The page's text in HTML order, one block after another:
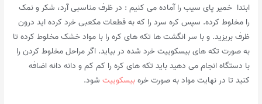
ابتدا خمیر پای سیب را آماده می کنیم : در ظرف مناسبی آرد، شکر و نمک
را مخلوط کرده. سپس کره سرد را که به قطعات مکعبی خرد کرده اید درون
ظرف بریزید. و با سر انگشت ها تکه های کره را با مواد خشک مخلوط کرده تا
به صورت تکه های بیسکوییت خرد شده در بیاید. اگر مراحل مخلوط کردن را
با دستگاه انجام می دهید باید تکه های کره را کم کم و دانه دانه اضافه
کنید تا در نهایت مواد به صورت خرهبیسکوییت شود.